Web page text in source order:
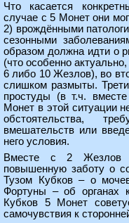
Что касается
случае с 5 Монет они
2) врождёнными
сезонными
образом должна идти о
(что особенно
6 либо 10 Жезлов), во
слишком размыты.
простуды (в т.ч.
Монет в этой ситуации
обстоятельства,
вмешательств или
него условия.
Вместе с 2 Жезлов
повышенную заботу о
Тузом Кубков – о
Фортуны – об органах
Кубков 5 Монет
самочувствия к